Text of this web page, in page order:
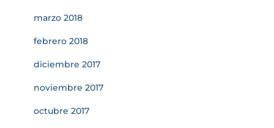
marzo 2018
febrero 2018
diciembre 2017
noviembre 2017
octubre 2017